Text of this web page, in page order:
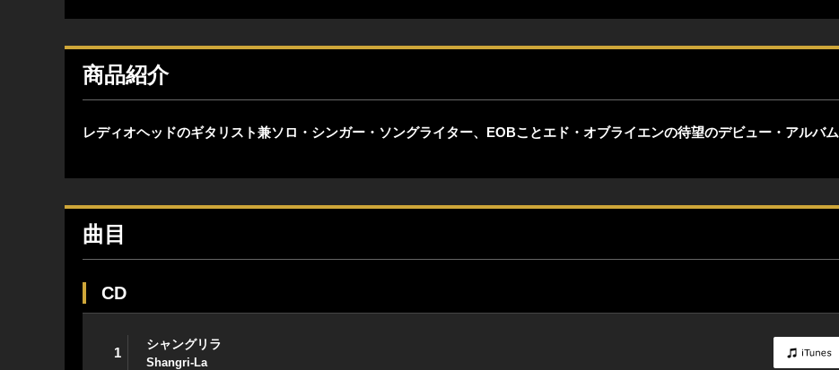
商品紹介
レディオヘッドのギタリスト兼ソロ・シンガー・ソングライター、EOBことエド・オブライエンの待望のデビュー・アルバム
曲目
CD
1
シャングリラ
Shangri-La